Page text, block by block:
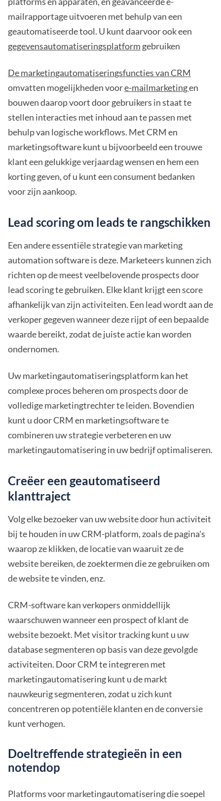
mailrapportage uitvoeren met behulp van een
geautomatiseerde tool. U kunt daarvoor ook een
gegevensautomatiseringsplatform gebruiken
De marketingautomatiseringsfuncties van CRM
omvatten mogelijkheden voore-mailmarketingen
bouwen daarop voort door gebruikers in staat te
stellen interacties met inhoud aan te passen met
behulp van logische workflows. Met CRM en
marketingsoftware kunt u bijvoorbeeld een trouwe
klant een gelukkige verjaardag wensen en hem een
korting geven, of u kunt een consument bedanken
voor zijn aankoop.
Lead scoring om leads te rangschikken
Een andere essentiële strategie van marketing
automation software is deze. Marketeers kunnen zich
richten op de meest veelbelovende prospects door
lead scoring te gebruiken. Elke klant krijgt een score
afhankelijk van zijn activiteiten. Een lead wordt aan de
verkoper gegeven wanneer deze rijpt of een bepaalde
waarde bereikt, zodat de juiste actie kan worden
ondernomen.
Uw marketingautomatiseringsplatform kan het
complexe proces beheren om prospects door de
volledige marketingtrechter te leiden. Bovendien
kunt u door CRM en marketingsoftware te
combineren uw strategie verbeteren en uw
marketingautomatisering in uw bedrijf optimaliseren.
Creëer een geautomatiseerd
klanttraject
Volg elke bezoeker van uw website door hun activiteit
bij te houden in uw CRM-platform, zoals de pagina's
waarop ze klikken, de locatie van waaruit ze de
website bereiken, de zoektermen die ze gebruiken om
de website te vinden, enz.
CRM-software kan verkopers onmiddellijk
waarschuwen wanneer een prospect of klant de
website bezoekt. Met visitor tracking kunt u uw
database segmenteren op basis van deze gevolgde
activiteiten. Door CRM te integreren met
marketingautomatisering kunt u de markt
nauwkeurig segmenteren, zodat u zich kunt
concentreren op potentiële klanten en de conversie
kunt verhogen.
Doeltreffende strategieën in een
notendop
Platforms voor marketingautomatisering die soepel